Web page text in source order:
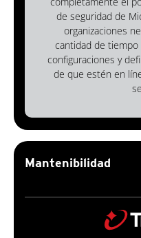
de seguridad de
organizaciones
cantidad de tiempo
configuraciones y
de que estén en
Mantenibilidad